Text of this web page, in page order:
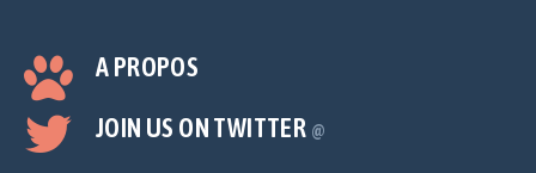
A PROPOS
JOIN US ON TWITTER @